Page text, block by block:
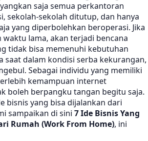
saja semua perkantoran
sekolah-sekolah ditutup, dan hanya
yang diperbolehkan beroperasi. Jika
lama, akan terjadi bencana
tidak bisa memenuhi kebutuhan
saat dalam kondisi serba kekurangan,
Sebagai individu yang memiliki
kemampuan internet
boleh berpangku tangan begitu saja.
bisnis yang bisa dijalankan dari
sampaikan di sini 7 Ide Bisnis Yang
Rumah (Work From Home), ini